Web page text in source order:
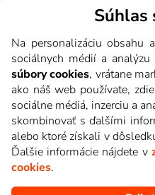
Súhlas
Na personalizáciu obsahu
sociálnych médií a
súbory cookies, vrátane
ako náš web používate,
sociálne médiá, inzerciu a
skombinovať s ďalšími
alebo ktoré získali v
Ďalšie informácie nájdete v
cookies.